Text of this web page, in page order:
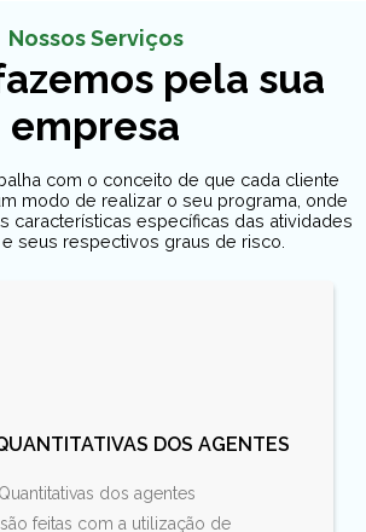
Nossos Serviços
pela sua
empresa
com o conceito de que cada cliente
modo de realizar o seu programa, onde
características específicas das atividades
seus respectivos graus de risco.
DOS AGENTES
dos agentes
feitas com a utilização de